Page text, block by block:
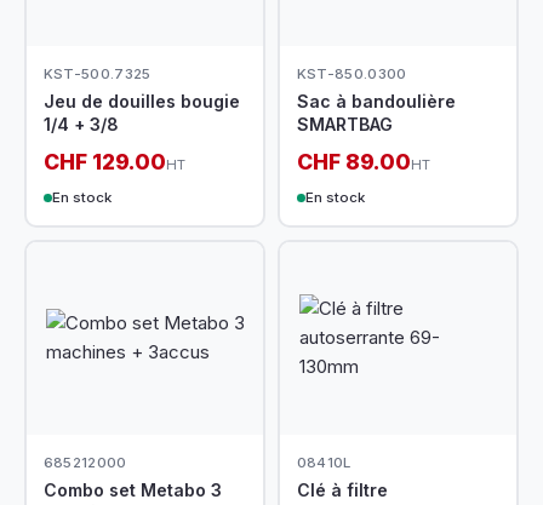
KST-500.7325
Jeu de douilles bougie
1/4 + 3/8
CHF 129.00HT
En stock
KST-850.0300
Sac à bandoulière
SMARTBAG
CHF 89.00HT
En stock
685212000
Combo set Metabo 3
08410L
Clé à filtre